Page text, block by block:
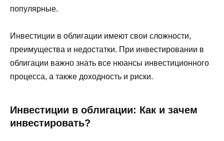
популярные.
Инвестиции в облигации имеют свои сложности,
преимущества и недостатки. При инвестировании в
облигации важно знать все нюансы инвестиционного
процесса, а также доходность и риски.
Инвестиции в облигации: Как и зачем
инвестировать?